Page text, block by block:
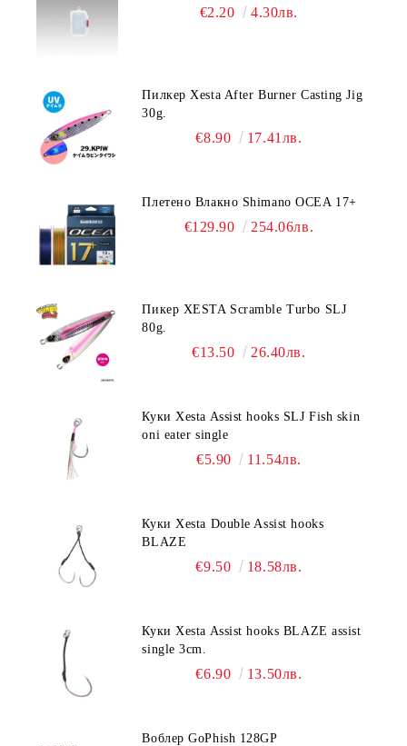
€2.20 4.30лв.
Пилкер Xesta After Burner Casting Jig
30g.
€8.90 17.41лв.
Плетено Влакно Shimano OCEA 17+
€129.90 254.06лв.
Пикер XESTA Scramble Turbo SLJ
80g.
€13.50 26.40лв.
Куки Xesta Assist hooks SLJ Fish skin
oni eater single
€5.90 11.54лв.
Куки Xesta Double Assist hooks
BLAZE
€9.50 18.58лв.
Куки Xesta Assist hooks BLAZE assist
single 3cm.
€6.90 13.50лв.
Воблер GoPhish 128GP